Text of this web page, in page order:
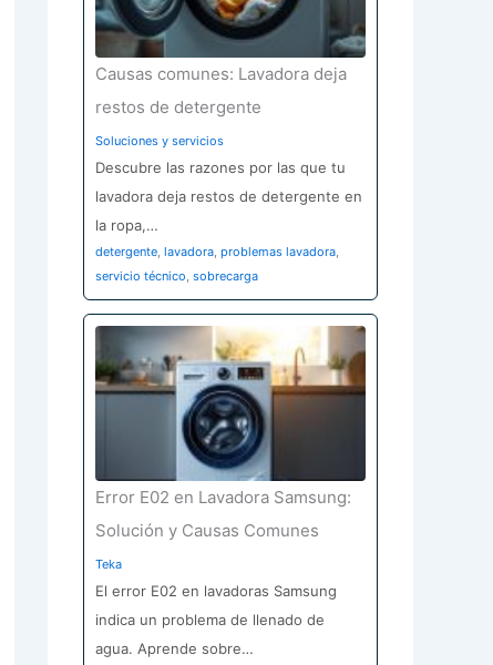
Causas comunes: Lavadora deja
restos de detergente
Soluciones y servicios
Descubre las razones por las que tu
lavadora deja restos de detergente en
la ropa,…
detergente, lavadora, problemas lavadora,
servicio técnico, sobrecarga
Error E02 en Lavadora Samsung:
Solución y Causas Comunes
Teka
El error E02 en lavadoras Samsung
indica un problema de llenado de
agua. Aprende sobre…